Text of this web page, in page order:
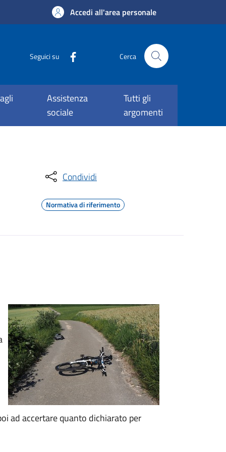
Accedi all'area personale
Seguici su Cerca
Assistenza
sociale
Tutti gli
argomenti
Condividi
Normativa di riferimento
ad accertare quanto dichiarato per